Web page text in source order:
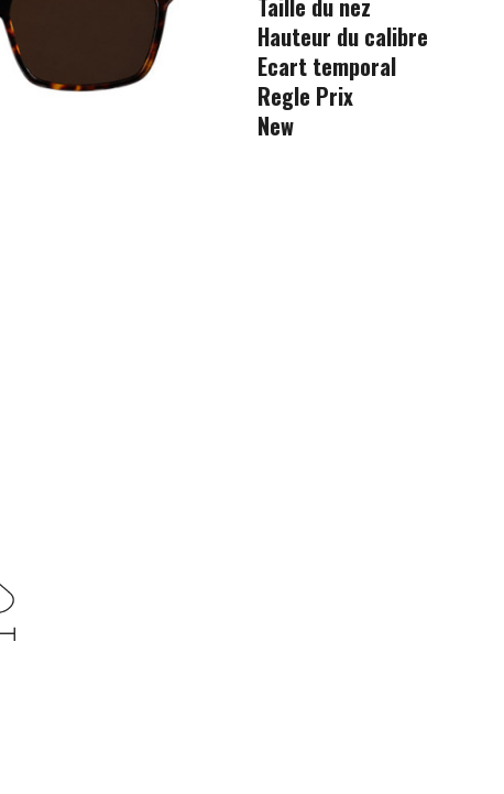
Taille du nez
Hauteur du calibre
Ecart temporal
Regle Prix
New